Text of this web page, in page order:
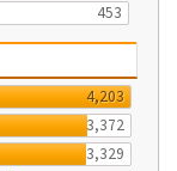
453
4,203
3,372
3,329